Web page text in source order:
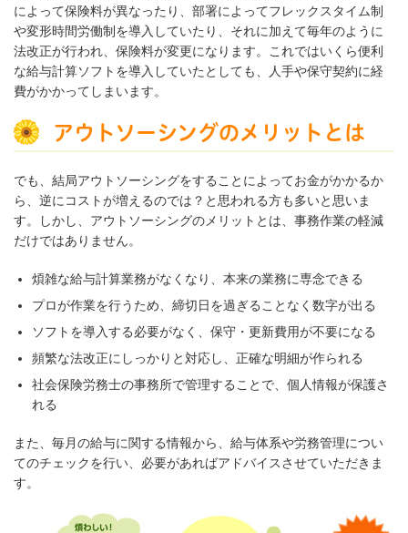
によって保険料が異なったり、部署によってフレックスタイム制
や変形時間労働制を導入していたり、それに加えて毎年のように
法改正が行われ、保険料が変更になります。これではいくら便利
な給与計算ソフトを導入していたとしても、人手や保守契約に経
費がかかってしまいます。
アウトソーシングのメリットとは
でも、結局アウトソーシングをすることによってお金がかかるか
ら、逆にコストが増えるのでは？と思われる方も多いと思いま
す。しかし、アウトソーシングのメリットとは、事務作業の軽減
だけではありません。
煩雑な給与計算業務がなくなり、本来の業務に専念できる
プロが作業を行うため、締切日を過ぎることなく数字が出る
ソフトを導入する必要がなく、保守・更新費用が不要になる
頻繁な法改正にしっかりと対応し、正確な明細が作られる
社会保険労務士の事務所で管理することで、個人情報が保護さ
れる
また、毎月の給与に関する情報から、給与体系や労務管理につい
てのチェックを行い、必要があればアドバイスさせていただきま
す。